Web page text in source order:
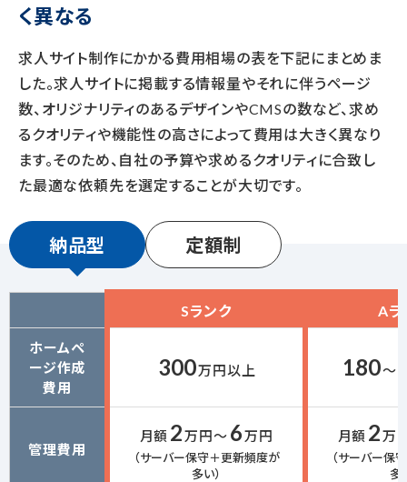
く異なる
求人サイト制作にかかる費用相場の表を下記にまとめま
した。求人サイトに掲載する情報量やそれに伴うページ
数、 オリジナリティのあるデザインやCMSの数など、求め
るクオリティや機能性の高さによって費用は大きく異なり
ます。そのため、自社の予算や求めるクオリティに合致し
た最適な依頼先を選定することが大切です。
納品型 定額制
Sランク Aラ
ホームペ
ージ作成
費用
300万円以上 180～
管理費用
月額 2万円～ 6万円
（サーバー保守＋更新頻度が
多い）
月額 2万
（サーバー保
多